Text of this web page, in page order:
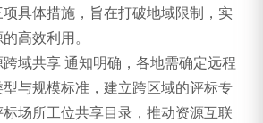
具体措施，旨在打破地域限制，实
高效利用。
域共享 通知明确，各地需确定远程
与规模标准，建立跨区域的评标专
场所工位共享目录，推动资源互联